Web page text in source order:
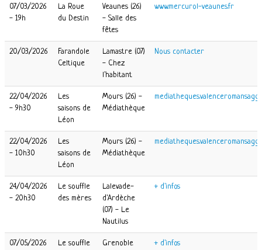
07/03/2026
- 19h
La Roue
du Destin
Veaunes (26)
- Salle des
fêtes
www.mercurol-veaunes.fr
20/03/2026
Farandole
Celtique
Lamastre (07)
- Chez
l'habitant
Nous contacter
22/04/2026
- 9h30
Les
saisons de
Léon
Mours (26) -
Médiathèque
22/04/2026
- 10h30
Les
saisons de
Léon
Mours (26) -
Médiathèque
24/04/2026
- 20h30
Le souffle
des mères
Lalevade-
d'Ardèche
(07) - Le
Nautilus
+ d'infos
07/05/2026
Le souffle
Grenoble
+ d'infos